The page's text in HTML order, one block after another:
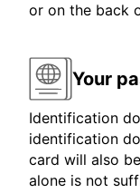
or on the back
Your
Identification
identification
card will also
alone is not